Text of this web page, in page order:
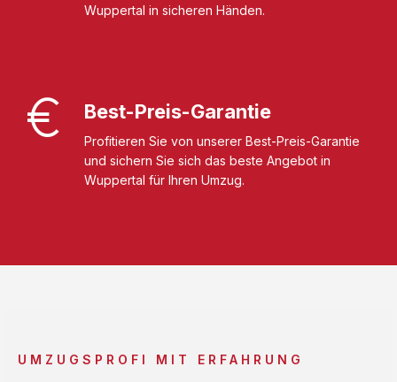
Wuppertal in sicheren Händen.
Best-Preis-Garantie
Profitieren Sie von unserer Best-Preis-Garantie
und sichern Sie sich das beste Angebot in
Wuppertal für Ihren Umzug.
UMZUGSPROFI MIT ERFAHRUNG